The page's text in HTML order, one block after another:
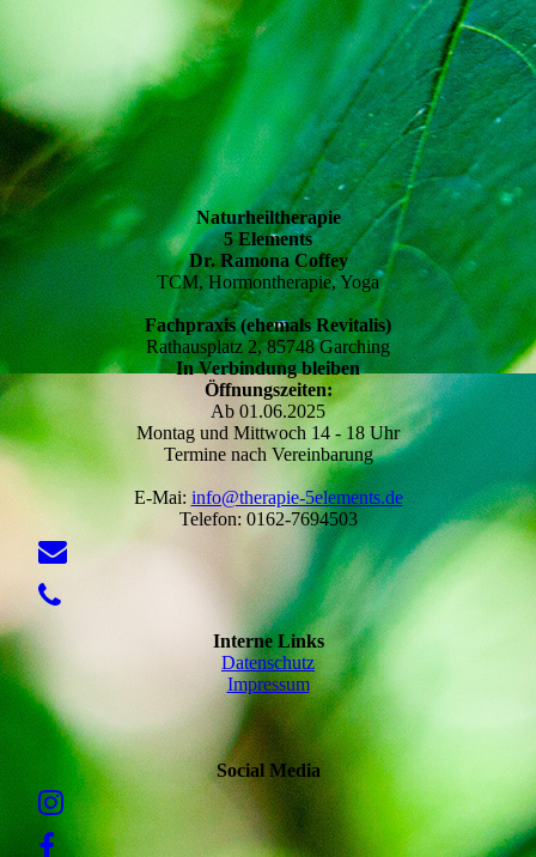
Naturheiltherapie
5 Elements
Dr. Ramona Coffey
TCM, Hormontherapie, Yoga
Fachpraxis (ehemals Revitalis)
Rathausplatz 2, 85748 Garching
In Verbindung bleiben
Öffnungszeiten:
Ab 01.06.2025
Montag und Mittwoch 14 - 18 Uhr
Termine nach Vereinbarung
E-Mai: info@therapie-5elements.de
Telefon: 0162-7694503
Interne Links
Datenschutz
Impressum
Social Media